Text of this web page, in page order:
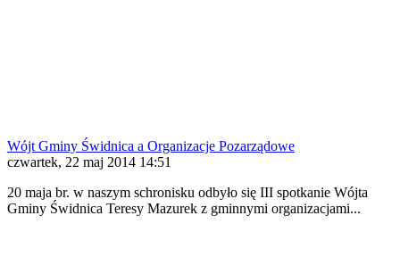
Wójt Gminy Świdnica a Organizacje Pozarządowe
czwartek, 22 maj 2014 14:51
20 maja br. w naszym schronisku odbyło się III spotkanie Wójta
Gminy Świdnica Teresy Mazurek z gminnymi organizacjami...